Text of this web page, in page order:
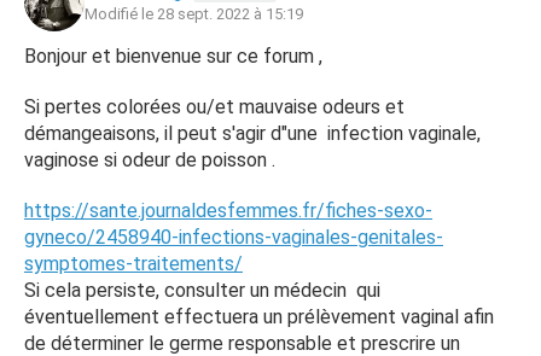
Modifié le 28 sept. 2022 à 15:19
Bonjour et bienvenue sur ce forum ,
Si pertes colorées ou/et mauvaise odeurs et
démangeaisons, il peut s'agir d"une infection vaginale,
vaginose si odeur de poisson .
https://sante.journaldesfemmes.fr/fiches-sexo-
gyneco/2458940-infections-vaginales-genitales-
symptomes-traitements/
Si cela persiste, consulter un médecin qui
éventuellement effectuera un prélèvement vaginal afin
de déterminer le germe responsable et prescrire un